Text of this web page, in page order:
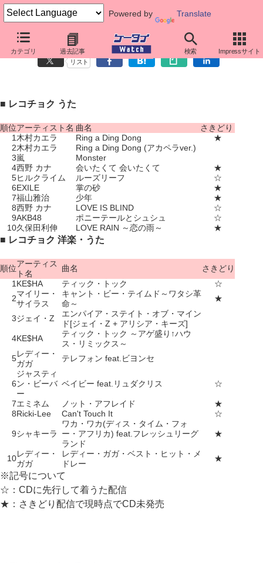
Powered by Translate
カテゴリ 過去記事 検索 Impressサイト
着うた人気ランキング（5月31日～6月6日）
リスト
■ レコチョク うた
順位アーティスト名 曲名
さきどり
1 木村カエラ Ring a Ding Dong
★
2木村カエラ
Ring a Ding Dong (アカペラver.)
3嵐
Monster
4西野 カナ 会いたくて 会いたくて
★
5ヒルクライム ルーズリーフ
☆
6EXILE 掌の砂
★
7福山雅治 少年
★
8西野 カナ LOVE IS BLIND
☆
9AKB48 ポニーテールとシュシュ
☆
10久保田利伸 LOVE RAIN ～恋の雨～ ★
■ レコチョク 洋楽・うた
順位アーティス
ト名
曲名
さきどり
1 KE$HA ティック・トック
☆
2マイリー・
サイラス
キャント・ビー・テイムド～ワタシ革
命～
★
3ジェイ・Z
エンパイア・ステイト・オブ・マイン
ド[ジェイ・Z + アリシア・キーズ]
4KE$HA
ティック・トック ～アゲ盛り↑ハウ
ス・リミックス～
5レディー・
ガガ
テレフォン feat.ビヨンセ
6
ジャスティ
ン・ビーバ
ー
ベイビー feat.リュダクリス ☆
7エミネム ノット・アフレイド
★
8Ricki-Lee Can't Touch It ☆
9シャキーラ
ワカ・ワカ(ディス・タイム・フォ
ー・アフリカ) feat.フレッシュリーグ
ランド
★
10レディー・
ガガ
レディー・ガガ・ベスト・ヒット・メ
ドレー
★
※記号について
☆：CDに先行して着うた配信
★：さきどり配信で現時点でCD未発売